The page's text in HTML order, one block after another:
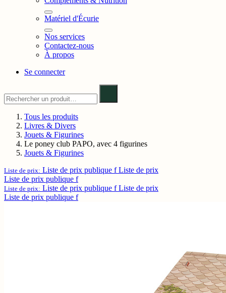
Matériel d'Écurie
Nos services
Contactez-nous
À propos
Se connecter
Tous les produits
Livres & Divers
Jouets & Figurines
Le poney club PAPO, avec 4 figurines
Jouets & Figurines
Liste de prix: Liste de prix publique f Liste de prix
Liste de prix publique f
Liste de prix: Liste de prix publique f Liste de prix
Liste de prix publique f